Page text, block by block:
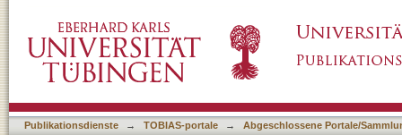
Publikationsdienste → TOBIAS-portale →
Abgeschlossene Portale/